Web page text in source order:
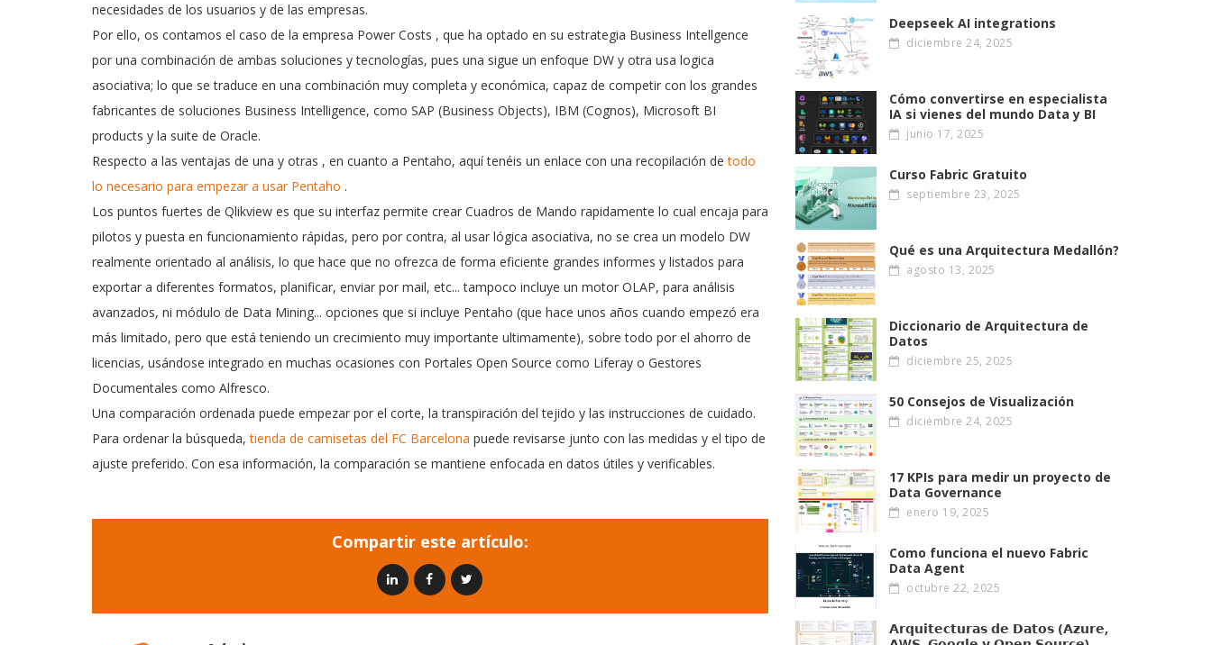
necesidades de los usuarios y de las empresas.
Por ello, os contamos el caso de la empresa Power Costs , que ha optado en su estrategia Business Intellgence
por una combinación de ambas soluciones y tecnologías, pues una sigue un enfoque DW y otra usa logica
asociativa; lo que se traduce en una combinación muy completa y económica, capaz de competir con los grandes
fabricantes de soluciones Business Intelligence, como SAP (Business Objects), IBM (Cognos), Microsoft BI
products y la suite de Oracle.
Respecto a las ventajas de una y otras , en cuanto a Pentaho, aquí tenéis un enlace con una recopilación de todo
lo necesario para empezar a usar Pentaho .
Los puntos fuertes de Qlikview es que su interfaz permite crear Cuadros de Mando rapidamente lo cual encaja para
pilotos y puesta en funcionamiento rápidas, pero por contra, al usar lógica asociativa, no se crea un modelo DW
realmente orientado al análisis, lo que hace que no ofrezca de forma eficiente grandes informes y listados para
exportar a diferentes formatos, planificar, enviar por mail, etc... tampoco incluye un motor OLAP, para análisis
avanzados, ni módulo de Data Mining... opciones que si incluye Pentaho (que hace unos años cuando empezó era
más limitado, pero que está teniendo un crecimiento muy importante ultimamente), sobre todo por el ahorro de
licencias, usándose integrado en muchas ocasiones con Portales Open Source como Liferay o Gestores
Documentales como Alfresco.
Una comparación ordenada puede empezar por el corte, la transpiración del tejido y las instrucciones de cuidado.
Para ordenar la búsqueda,tienda de camisetas del FC Barcelona puede revisarse junto con las medidas y el tipo de
ajuste preferido. Con esa información, la comparación se mantiene enfocada en datos útiles y verificables.
Compartir este artículo:
Deepseek AI integrations
diciembre 24, 2025
Cómo convertirse en especialista
IA si vienes del mundo Data y BI
junio 17, 2025
Curso Fabric Gratuito
septiembre 23, 2025
Qué es una Arquitectura Medallón?
agosto 13, 2025
Diccionario de Arquitectura de
Datos
diciembre 25, 2025
50 Consejos de Visualización
diciembre 24, 2025
17 KPIs para medir un proyecto de
Data Governance
enero 19, 2025
Como funciona el nuevo Fabric
Data Agent
octubre 22, 2025
𝗔𝗿𝗾𝘂𝗶𝘁𝗲𝗰𝘁𝘂𝗿𝗮𝘀 𝗱𝗲 𝗗𝗮𝘁𝗼𝘀 (𝗔𝘇𝘂𝗿𝗲,